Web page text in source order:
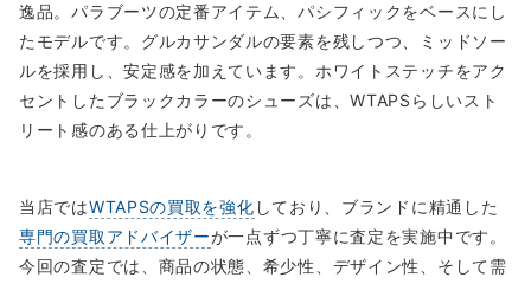
逸品。パラブーツの定番アイテム、パシフィックをベースにし
たモデルです。グルカサンダルの要素を残しつつ、ミッドソー
ルを採用し、安定感を加えています。ホワイトステッチをアク
セントしたブラックカラーのシューズは、WTAPSらしいスト
リート感のある仕上がりです。
当店ではWTAPSの買取を強化 しており、ブランドに精通した
専門の買取アドバイザーが一点ずつ丁寧に査定を実施中です。
今回の査定では、商品の状態、希少性、デザイン性、そして需